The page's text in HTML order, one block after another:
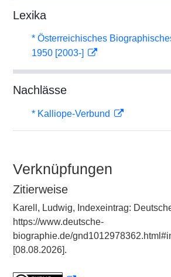
Lexika
* Österreichisches
1950 [2003-]
Nachlässe
* Kalliope-Verbund
Verknüpfungen
Zitierweise
Karell, Ludwig, Indexeintrag:
https://www.deutsche-
biographie.de/
[08.08.2026].